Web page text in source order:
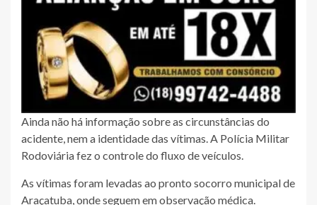
Ainda não há informação sobre as circunstâncias do
acidente, nem a identidade das vítimas. A Polícia Militar
Rodoviária fez o controle do fluxo de veículos.
As vítimas foram levadas ao pronto socorro municipal de
Araçatuba, onde seguem em observação médica.